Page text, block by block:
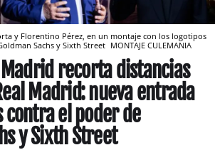
y Florentino Pérez, en un montaje con los logotipos
Sachs y Sixth Street MONTAJE CULEMANIA
Madrid recorta distancias
Madrid: nueva entrada
contra el poder de
y Sixth Street